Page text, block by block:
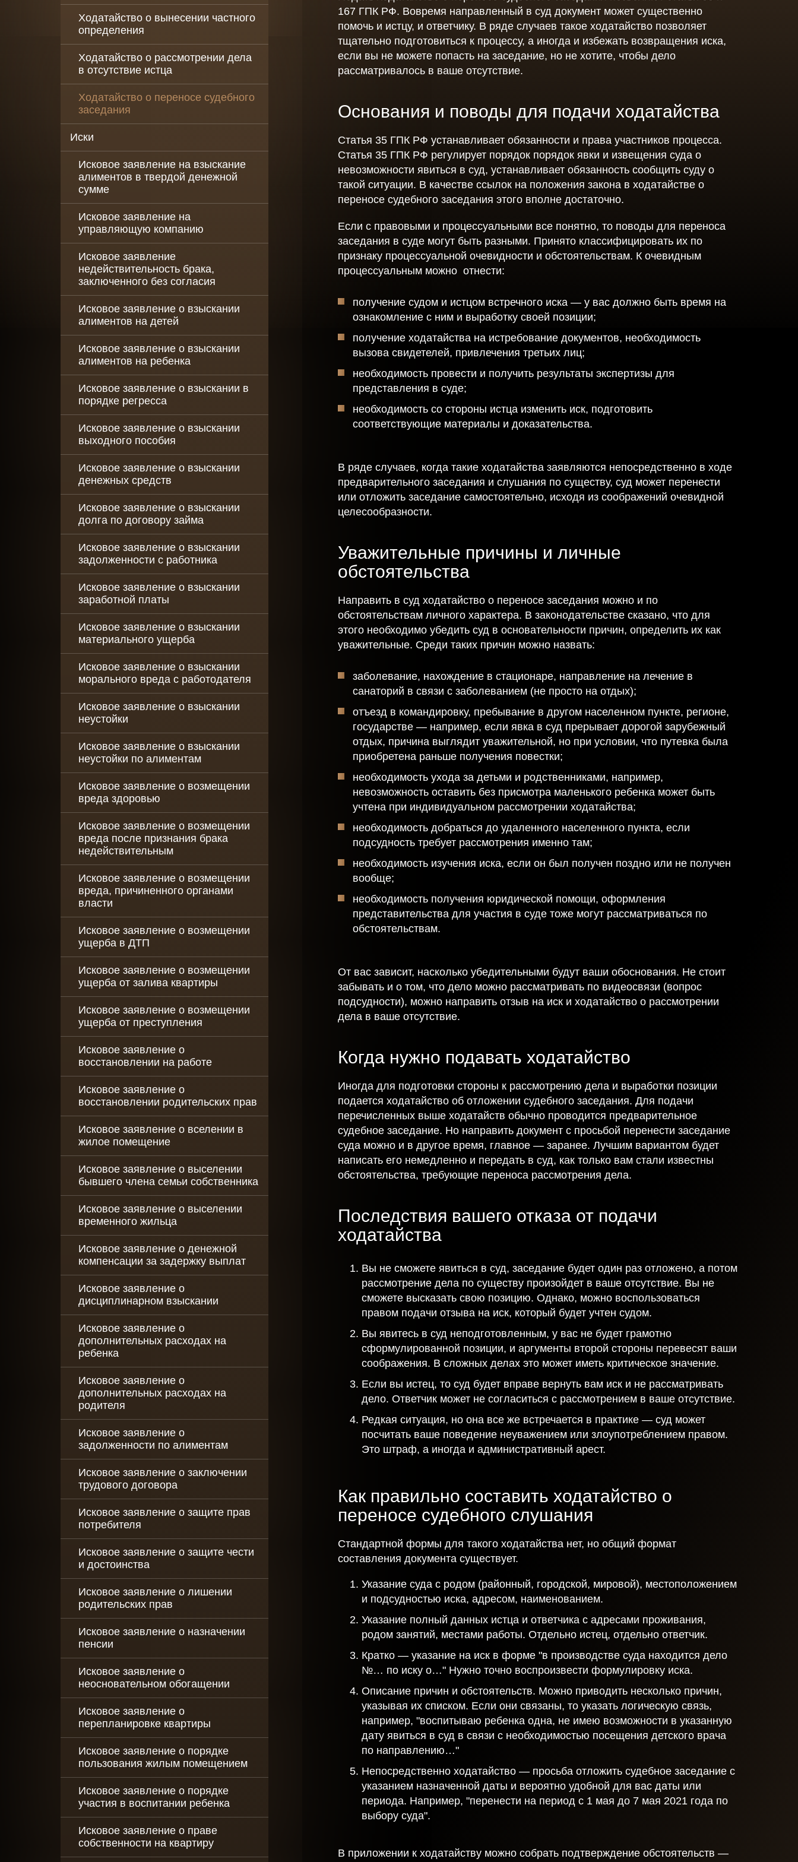
Консультация по
коронавируса для
юр. лиц
таможенных органов
Налоговое
сопровождение
антиколлекторов -
защита от
Оптимизация
налогов для малого
и среднего бизнеса
юридических лиц
Споры с судебными
приставами
Миграционное право
Консультации по
физических лиц
Защита должников
Защита прав
работников
Услуги
антиколлекторов -
коллекторов
физических лиц
Выкуп долгов
физических лиц
Сопровождение
сделок с
недвижимостью
Заявления
Акты
Уведомления
Ходатайство о вынесении частного
определения
Ходатайство о рассмотрении дела
в отсутствие истца
Ходатайство о переносе судебного
заседания
Иски
Исковое заявление на взыскание
алиментов в твердой денежной
сумме
Исковое заявление на
управляющую компанию
Исковое заявление
недействительность брака,
заключенного без согласия
Исковое заявление о взыскании
алиментов на детей
Исковое заявление о взыскании
алиментов на ребенка
Исковое заявление о взыскании в
порядке регресса
Исковое заявление о взыскании
выходного пособия
Исковое заявление о взыскании
денежных средств
Исковое заявление о взыскании
долга по договору займа
Исковое заявление о взыскании
задолженности с работника
Исковое заявление о взыскании
заработной платы
Исковое заявление о взыскании
материального ущерба
Исковое заявление о взыскании
морального вреда с работодателя
Исковое заявление о взыскании
неустойки
Исковое заявление о взыскании
неустойки по алиментам
Исковое заявление о возмещении
вреда здоровью
Исковое заявление о возмещении
вреда после признания брака
недействительным
Исковое заявление о возмещении
вреда, причиненного органами
власти
Исковое заявление о возмещении
ущерба в ДТП
Исковое заявление о возмещении
ущерба от залива квартиры
Исковое заявление о возмещении
ущерба от преступления
Исковое заявление о
восстановлении на работе
Исковое заявление о
восстановлении родительских прав
Исковое заявление о вселении в
жилое помещение
Исковое заявление о выселении
бывшего члена семьи собственника
Исковое заявление о выселении
временного жильца
Исковое заявление о денежной
компенсации за задержку выплат
Исковое заявление о
дисциплинарном взыскании
Исковое заявление о
дополнительных расходах на
ребенка
Исковое заявление о
дополнительных расходах на
родителя
Исковое заявление о
задолженности по алиментам
Исковое заявление о заключении
трудового договора
Исковое заявление о защите прав
потребителя
Исковое заявление о защите чести
и достоинства
Исковое заявление о лишении
родительских прав
Исковое заявление о назначении
пенсии
Исковое заявление о
неосновательном обогащении
Исковое заявление о
перепланировке квартиры
Исковое заявление о порядке
пользования жилым помещением
Исковое заявление о порядке
участия в воспитании ребенка
Исковое заявление о праве
собственности на квартиру
167 ГПК РФ. Вовремя направленный в суд документ может существенно
помочь и истцу, и ответчику. В ряде случаев такое ходатайство позволяет
тщательно подготовиться к процессу, а иногда и избежать возвращения иска,
если вы не можете попасть на заседание, но не хотите, чтобы дело
рассматривалось в ваше отсутствие.
Основания и поводы для подачи ходатайства
Статья 35 ГПК РФ устанавливает обязанности и права участников процесса.
Статья 35 ГПК РФ регулирует порядок порядок явки и извещения суда о
невозможности явиться в суд, устанавливает обязанность сообщить суду о
такой ситуации. В качестве ссылок на положения закона в ходатайстве о
переносе судебного заседания этого вполне достаточно.
Если с правовыми и процессуальными все понятно, то поводы для переноса
заседания в суде могут быть разными. Принято классифицировать их по
признаку процессуальной очевидности и обстоятельствам. К очевидным
процессуальным можно отнести:
получение судом и истцом встречного иска — у вас должно быть время на
ознакомление с ним и выработку своей позиции;
получение ходатайства на истребование документов, необходимость
вызова свидетелей, привлечения третьих лиц;
необходимость провести и получить результаты экспертизы для
представления в суде;
необходимость со стороны истца изменить иск, подготовить
соответствующие материалы и доказательства.
В ряде случаев, когда такие ходатайства заявляются непосредственно в ходе
предварительного заседания и слушания по существу, суд может перенести
или отложить заседание самостоятельно, исходя из соображений очевидной
целесообразности.
Уважительные причины и личные
обстоятельства
Направить в суд ходатайство о переносе заседания можно и по
обстоятельствам личного характера. В законодательстве сказано, что для
этого необходимо убедить суд в основательности причин, определить их как
уважительные. Среди таких причин можно назвать:
заболевание, нахождение в стационаре, направление на лечение в
санаторий в связи с заболеванием (не просто на отдых);
отъезд в командировку, пребывание в другом населенном пункте, регионе,
государстве — например, если явка в суд прерывает дорогой зарубежный
отдых, причина выглядит уважительной, но при условии, что путевка была
приобретена раньше получения повестки;
необходимость ухода за детьми и родственниками, например,
невозможность оставить без присмотра маленького ребенка может быть
учтена при индивидуальном рассмотрении ходатайства;
необходимость добраться до удаленного населенного пункта, если
подсудность требует рассмотрения именно там;
необходимость изучения иска, если он был получен поздно или не получен
вообще;
необходимость получения юридической помощи, оформления
представительства для участия в суде тоже могут рассматриваться по
обстоятельствам.
От вас зависит, насколько убедительными будут ваши обоснования. Не стоит
забывать и о том, что дело можно рассматривать по видеосвязи (вопрос
подсудности), можно направить отзыв на иск и ходатайство о рассмотрении
дела в ваше отсутствие.
Когда нужно подавать ходатайство
Иногда для подготовки стороны к рассмотрению дела и выработки позиции
подается ходатайство об отложении судебного заседания. Для подачи
перечисленных выше ходатайств обычно проводится предварительное
судебное заседание. Но направить документ с просьбой перенести заседание
суда можно и в другое время, главное — заранее. Лучшим вариантом будет
написать его немедленно и передать в суд, как только вам стали известны
обстоятельства, требующие переноса рассмотрения дела.
Последствия вашего отказа от подачи
ходатайства
Вы не сможете явиться в суд, заседание будет один раз отложено, а потом
рассмотрение дела по существу произойдет в ваше отсутствие. Вы не
сможете высказать свою позицию. Однако, можно воспользоваться
правом подачи отзыва на иск, который будет учтен судом.
Вы явитесь в суд неподготовленным, у вас не будет грамотно
сформулированной позиции, и аргументы второй стороны перевесят ваши
соображения. В сложных делах это может иметь критическое значение.
Если вы истец, то суд будет вправе вернуть вам иск и не рассматривать
дело. Ответчик может не согласиться с рассмотрением в ваше отсутствие.
Редкая ситуация, но она все же встречается в практике — суд может
посчитать ваше поведение неуважением или злоупотреблением правом.
Это штраф, а иногда и административный арест.
Как правильно составить ходатайство о
переносе судебного слушания
Стандартной формы для такого ходатайства нет, но общий формат
составления документа существует.
Указание суда с родом (районный, городской, мировой), местоположением
и подсудностью иска, адресом, наименованием.
Указание полный данных истца и ответчика с адресами проживания,
родом занятий, местами работы. Отдельно истец, отдельно ответчик.
Кратко — указание на иск в форме "в производстве суда находится дело
№… по иску о…" Нужно точно воспроизвести формулировку иска.
Описание причин и обстоятельств. Можно приводить несколько причин,
указывая их списком. Если они связаны, то указать логическую связь,
например, "воспитываю ребенка одна, не имею возможности в указанную
дату явиться в суд в связи с необходимостью посещения детского врача
по направлению…"
Непосредственно ходатайство — просьба отложить судебное заседание с
указанием назначенной даты и вероятно удобной для вас даты или
периода. Например, "перенести на период с 1 мая до 7 мая 2021 года по
выбору суда".
В приложении к ходатайству можно собрать подтверждение обстоятельств —
консультацию
Даю согласие на обработку персональных данных
Отправить
Ваша заявка отправлена и в ближайшее время
будет рассмотрена.